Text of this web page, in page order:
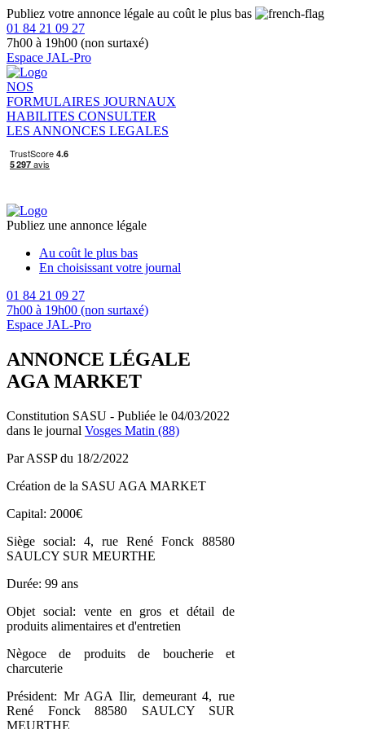
Publiez votre annonce légale au coût le plus bas
01 84 21 09 27
7h00 à 19h00 (non surtaxé)
Espace JAL-Pro
NOS
FORMULAIRES JOURNAUX
HABILITES CONSULTER
LES ANNONCES LEGALES
Publiez une annonce légale
Au coût le plus bas
En choisissant votre journal
01 84 21 09 27
7h00 à 19h00 (non surtaxé)
Espace JAL-Pro
ANNONCE LÉGALE
AGA MARKET
Constitution SASU - Publiée le 04/03/2022
dans le journal Vosges Matin (88)
Par ASSP du 18/2/2022
Création de la SASU AGA MARKET
Capital: 2000€
Siège social: 4, rue René Fonck 88580
SAULCY SUR MEURTHE
Durée: 99 ans
Objet social: vente en gros et détail de
produits alimentaires et d'entretien
Nègoce de produits de boucherie et
charcuterie
Président: Mr AGA Ilir, demeurant 4, rue
René Fonck 88580 SAULCY SUR
MEURTHE